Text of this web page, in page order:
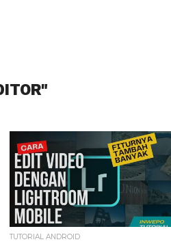
TUTORIAL ANDROID